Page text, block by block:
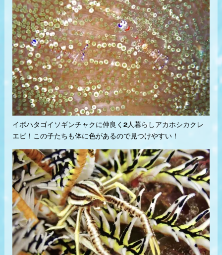
イボハタゴイソギンチャクに仲良く2人暮らしアカホシカクレ
エビ！この子たちも体に色があるので見つけやすい！